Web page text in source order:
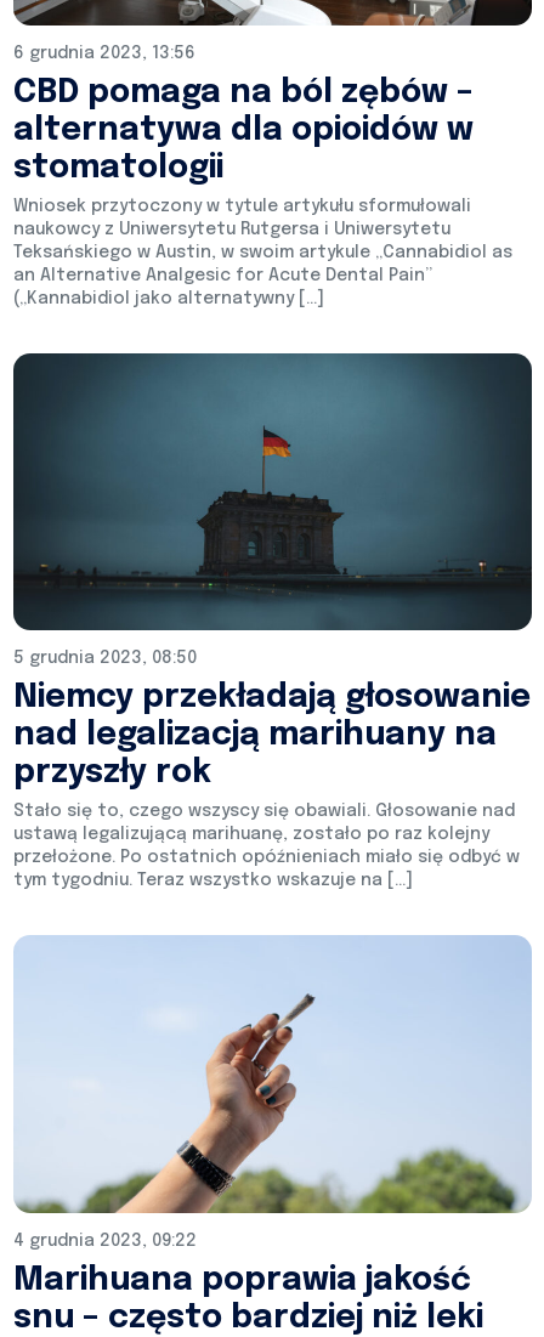
6 grudnia 2023, 13:56
CBD pomaga na ból zębów –
alternatywa dla opioidów w
stomatologii
Wniosek przytoczony w tytule artykułu sformułowali
naukowcy z Uniwersytetu Rutgersa i Uniwersytetu
Teksańskiego w Austin, w swoim artykule „Cannabidiol as
an Alternative Analgesic for Acute Dental Pain”
(„Kannabidiol jako alternatywny […]
5 grudnia 2023, 08:50
Niemcy przekładają głosowanie
nad legalizacją marihuany na
przyszły rok
Stało się to, czego wszyscy się obawiali. Głosowanie nad
ustawą legalizującą marihuanę, zostało po raz kolejny
przełożone. Po ostatnich opóźnieniach miało się odbyć w
tym tygodniu. Teraz wszystko wskazuje na […]
4 grudnia 2023, 09:22
Marihuana poprawia jakość
snu – często bardziej niż leki